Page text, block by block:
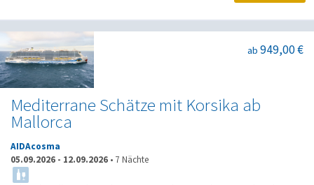
Mediterrane Schätze mit Korsika ab
Mallorca
ab 949,00 €
AIDAcosma
05.09.2026 - 12.09.2026 • 7 Nächte